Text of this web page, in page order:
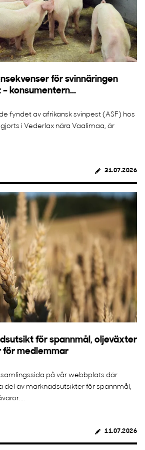
för svinnäringen
konsumentern...
fyndet av afrikansk svinpest (ASF) hos
i Vederlax nära Vaalimaa, är
31.07.2026
för spannmål, oljeväxter
för medlemmar
samlingssida på vår webbplats där
del av marknadsutsikter för spannmål,
11.07.2026